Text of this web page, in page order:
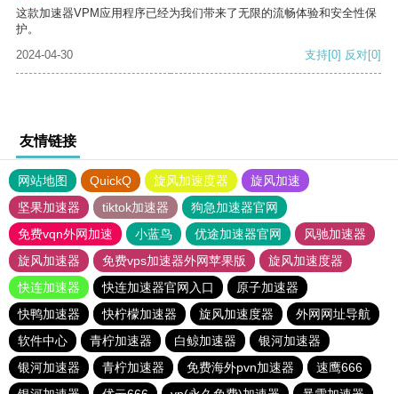
这款加速器VPM应用程序已经为我们带来了无限的流畅体验和安全性保
护。
2024-04-30
支持[0] 反对[0]
友情链接
网站地图 QuickQ 旋风加速度器
旋风加速
坚果加速器
tiktok加速器
狗急加速器官网
免费vqn外网加速
小蓝鸟 优途加速器官网
风驰加速器
旋风加速器
免费vps加速器外网苹果版
旋风加速度器
快连加速器
快连加速器官网入口
原子加速器
快鸭加速器
快柠檬加速器 旋风加速度器
外网网址导航
软件中心
青柠加速器 白鲸加速器
银河加速器
银河加速器
青柠加速器 免费海外pvn加速器
速鹰666